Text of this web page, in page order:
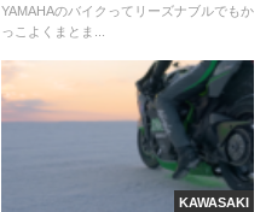
YAMAHAのバイクってリーズナブルでもか
っこよくまとま...
KAWASAKI